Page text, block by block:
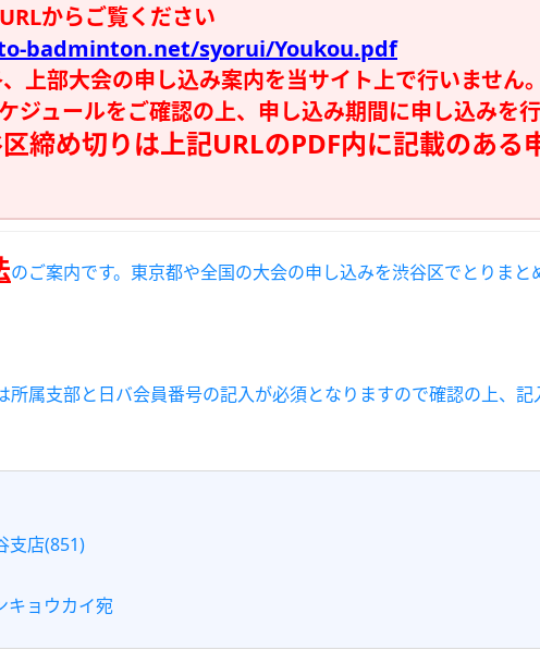
からご覧ください
badminton.net/syorui/Youkou.pdf
上部大会の申し込み案内を当サイト上で行いません
ジュールをご確認の上、申し込み期間に申し込みを
締め切りは上記URLのPDF内に記載のある
のご案内です。東京都や全国の大会の申し込みを渋谷区でとりまと
所属支部と日バ会員番号の記入が必須となりますので確認の上、
支店(851)
キョウカイ宛